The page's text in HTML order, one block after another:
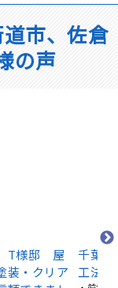
市、佐倉
の声
市 屋根カバー
工事 O様邸